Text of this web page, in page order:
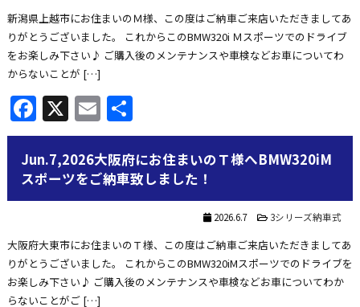
新潟県上越市にお住まいのＭ様、この度はご納車ご来店いただきましてあ
りがとうございました。 これからこのBMW320i Ｍスポーツでのドライブ
をお楽しみ下さい♪ ご購入後のメンテナンスや車検などお車についてわ
からないことが […]
Facebook
X Email
共
有
Jun.7,2026大阪府にお住まいのＴ様へBMW320iM
スポーツをご納車致しました！
2026.6.7 3シリーズ納車式
大阪府大東市にお住まいのＴ様、この度はご納車ご来店いただきましてあ
りがとうございました。 これからこのBMW320iMスポーツでのドライブを
お楽しみ下さい♪ ご購入後のメンテナンスや車検などお車についてわか
らないことがご […]